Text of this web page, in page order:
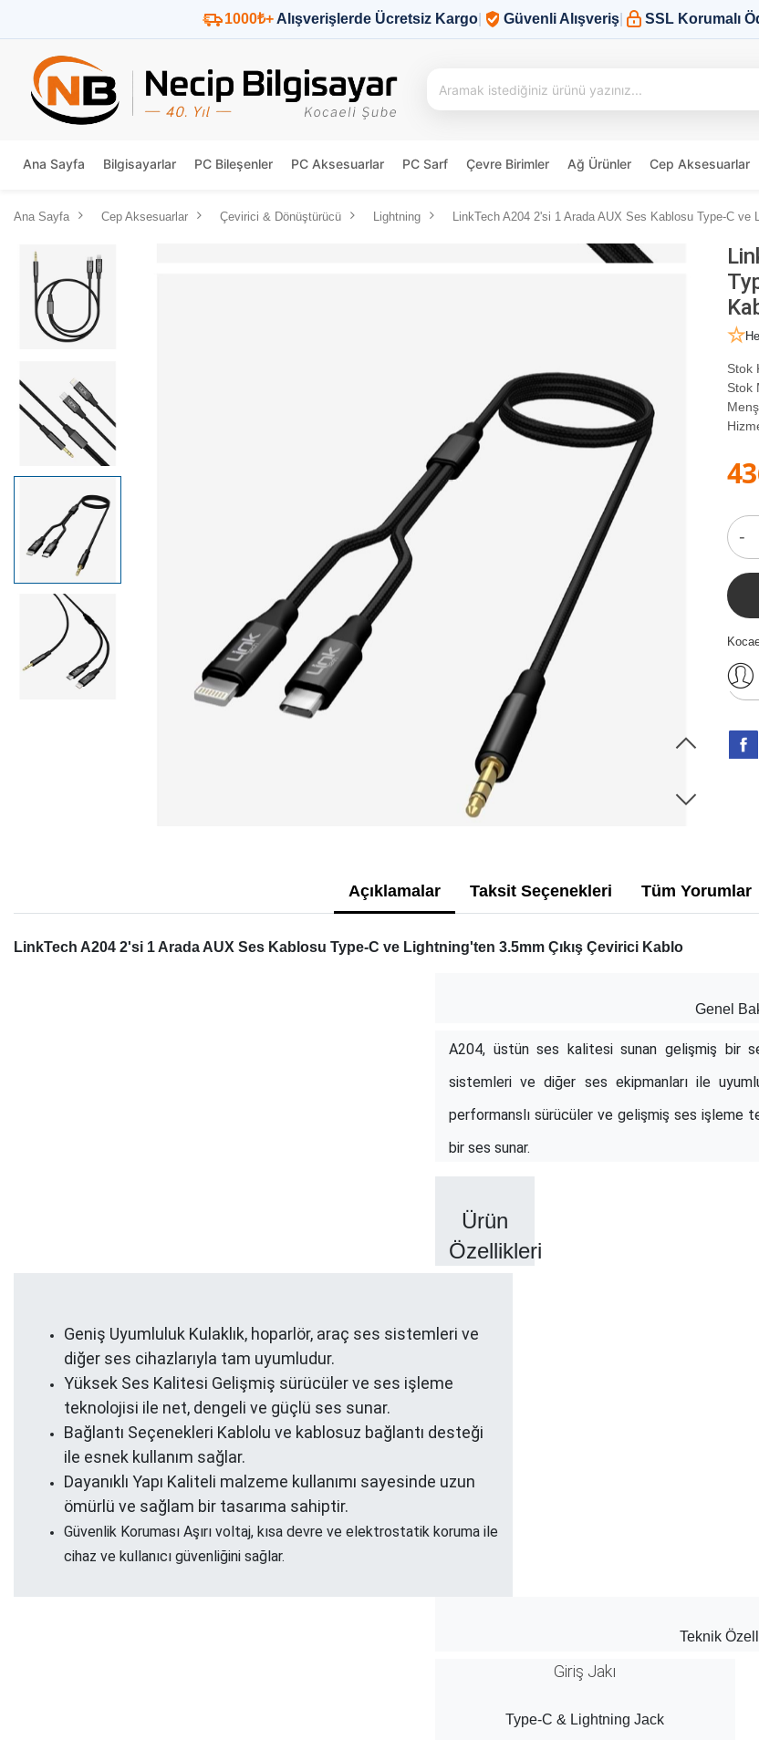
1000₺+ Alışverişlerde Ücretsiz Kargo Güvenli Alışveriş SSL Korumalı
Ana Sayfa Bilgisayarlar PC Bileşenler PC Aksesuarlar PC Sarf Çevre Birimler Ağ Ürünler Cep Aksesuarlar
Ana Sayfa Cep Aksesuarlar Çevirici & Dönüştürücü Lightning LinkTech A204 2'si 1 Arada AUX Ses Kablosu Type-C ve
Stok
Stok
-
Açıklamalar Taksit Seçenekleri Tüm Yorumlar
LinkTech A204 2'si 1 Arada AUX Ses Kablosu Type-C ve Lightning'ten 3.5mm Çıkış Çevirici Kablo
Genel
A204, üstün ses kalitesi sunan gelişmiş bir
sistemleri ve diğer ses ekipmanları ile
performanslı sürücüler ve gelişmiş ses işleme
bir ses sunar.
Ürün
Özellikleri
Geniş Uyumluluk Kulaklık, hoparlör, araç ses sistemleri ve
diğer ses cihazlarıyla tam uyumludur.
Yüksek Ses Kalitesi Gelişmiş sürücüler ve ses işleme
teknolojisi ile net, dengeli ve güçlü ses sunar.
Bağlantı Seçenekleri Kablolu ve kablosuz bağlantı desteği
ile esnek kullanım sağlar.
Dayanıklı Yapı Kaliteli malzeme kullanımı sayesinde uzun
ömürlü ve sağlam bir tasarıma sahiptir.
Güvenlik Koruması Aşırı voltaj, kısa devre ve elektrostatik koruma ile
cihaz ve kullanıcı güvenliğini sağlar.​
Teknik
Giriş Jakı
Type-C & Lightning Jack